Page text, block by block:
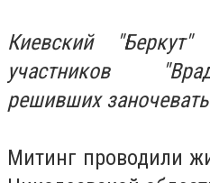
Киевский
участников
решивших
Митинг проводили